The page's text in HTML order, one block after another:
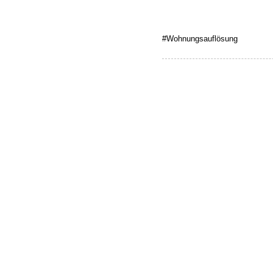
#Wohnungsauflösung